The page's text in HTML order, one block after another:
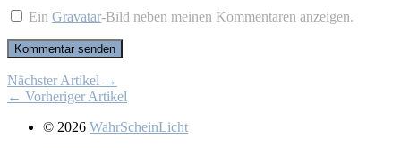
EinGravatar-Bild neben meinen Kommentaren anzeigen.
Nächster Artikel →
← Vorheriger Artikel
© 2026 WahrScheinLicht